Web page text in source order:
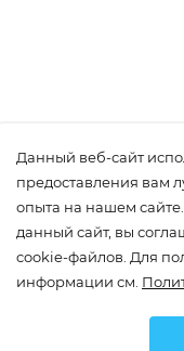
Данный веб-сайт
предоставления вам
опыта на нашем
данный сайт, вы
cookie-файлов. Для
информации см.